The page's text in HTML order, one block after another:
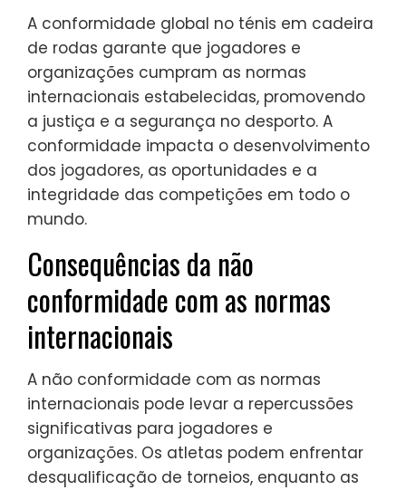
A conformidade global no ténis em cadeira
de rodas garante que jogadores e
organizações cumpram as normas
internacionais estabelecidas, promovendo
a justiça e a segurança no desporto. A
conformidade impacta o desenvolvimento
dos jogadores, as oportunidades e a
integridade das competições em todo o
mundo.
Consequências da não
conformidade com as normas
internacionais
A não conformidade com as normas
internacionais pode levar a repercussões
significativas para jogadores e
organizações. Os atletas podem enfrentar
desqualificação de torneios, enquanto as